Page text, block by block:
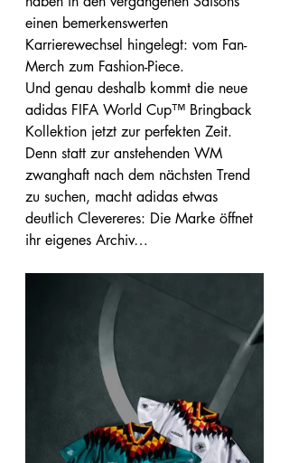
einen bemerkenswerten
Karrierewechsel hingelegt: vom Fan-
Merch zum Fashion-Piece.
Und genau deshalb kommt die neue
adidas FIFA World Cup™ Bringback
Kollektion jetzt zur perfekten Zeit.
Denn statt zur anstehenden WM
zwanghaft nach dem nächsten Trend
zu suchen, macht adidas etwas
deutlich Clevereres: Die Marke öffnet
ihr eigenes Archiv…